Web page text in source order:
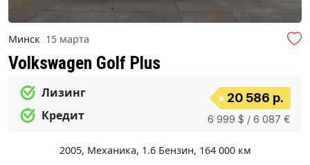
Минск 15 марта
Volkswagen Golf Plus
Лизинг
Кредит
20 586 р.
6 999 $ / 6 087 €
2005, Механика, 1.6 Бензин, 164 000 км